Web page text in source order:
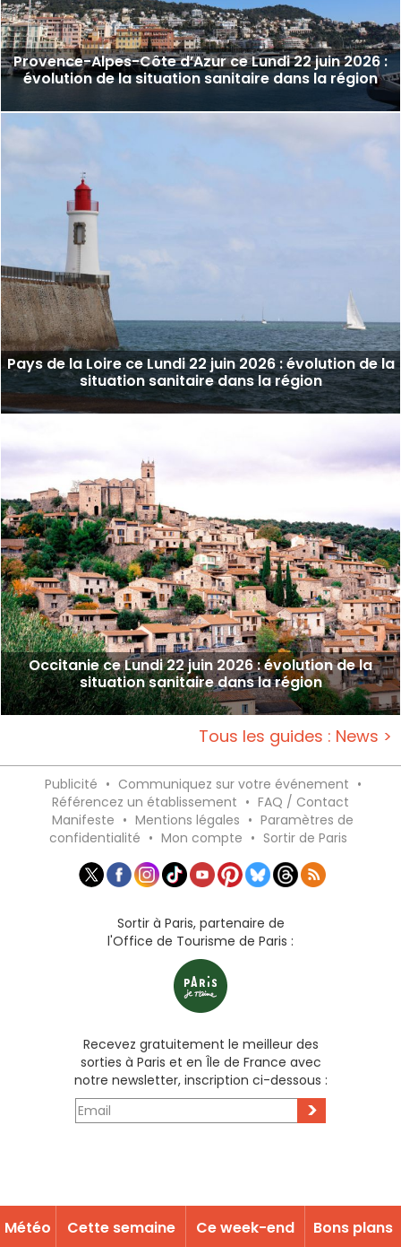
Provence-Alpes-Côte d’Azur ce Lundi 22 juin 2026 :
évolution de la situation sanitaire dans la région
Pays de la Loire ce Lundi 22 juin 2026 : évolution de la
situation sanitaire dans la région
Occitanie ce Lundi 22 juin 2026 : évolution de la
situation sanitaire dans la région
Tous les guides : News >
Publicité • Communiquez sur votre événement •
Référencez un établissement • FAQ / Contact
Manifeste • Mentions légales • Paramètres de
confidentialité • Mon compte • Sortir de Paris
Sortir à Paris, partenaire de
l'Office de Tourisme de Paris :
Recevez gratuitement le meilleur des
sorties à Paris et en Île de France avec
notre newsletter, inscription ci-dessous :
>
Météo Cette semaine Ce week-end Bons plans